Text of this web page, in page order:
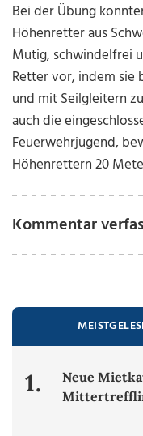
Bei der Übung
Höhenretter aus
Mutig, schwindelfrei
Retter vor, indem sie
und mit Seilgleitern
auch die
Feuerwehrjugend,
Höhenrettern 20
Kommentar
1.
Neue